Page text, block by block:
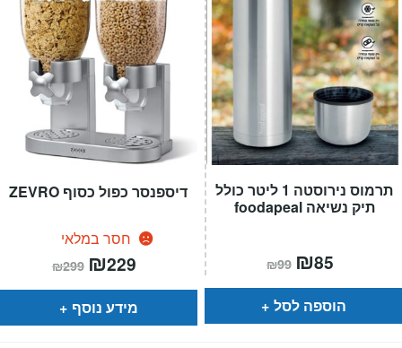
דיספנסר כפול כסוף ZEVRO
חסר במלאי
₪299 המחיר
המקורי
היה:
₪299.
₪229
הוא:
מידע נוסף
תרמוס נירוסטה 1 ליטר כולל
תיק נשיאה foodapeal
₪99 המחיר
המקורי
היה:
₪99.
₪85
הוא:
הוספה לסל